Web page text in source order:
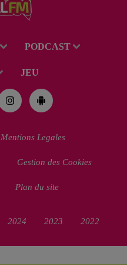
PODCAST
JEU
Mentions Legales
Gestion des Cookies
Plan du site
2024 2023 2022